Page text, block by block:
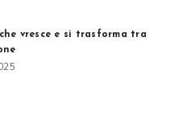
vresce e si trasforma tra